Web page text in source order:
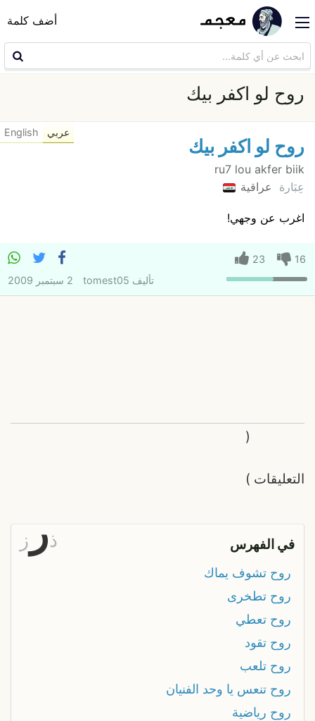
أضف كلمة
روح لو اكفر بيك
روح لو اكفر بيك
ru7 lou akfer biik
عِبَارة
عراقية
اغرب عن وجهي!
عربي English
16
23
تأليف tomest05 2 سبتمبر 2009
التعليقات
(
)
في الفهرس ذر ز
روح تشوف يماك
روح تطخرى
روح تعطي
روح تقود
روح تلعب
روح تنعس يا وحد الفنيان
روح رياضية